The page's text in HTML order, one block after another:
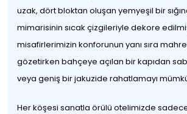
uzak, dört bloktan oluşan yemyeşil bir
mimarisinin sıcak çizgileriyle dekore
misafirlerimizin konforunun yanı sıra
gözetirken bahçeye açılan bir kapıdan
veya geniş bir jakuzide rahatlamayı
Her köşesi sanatla örülü otelimizde